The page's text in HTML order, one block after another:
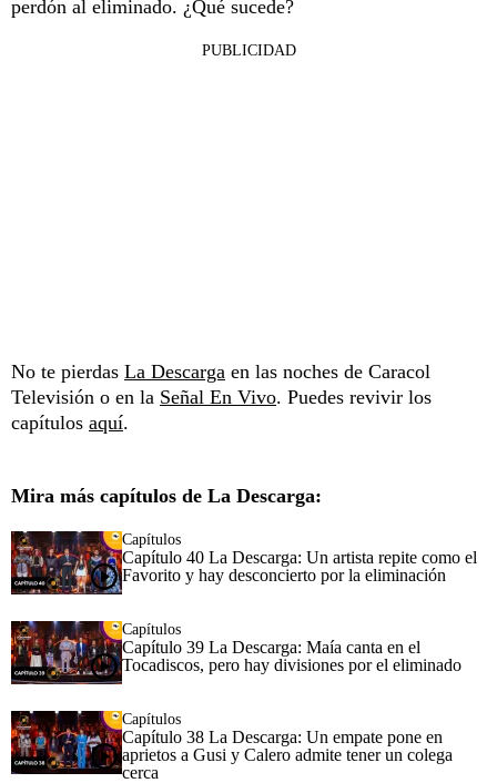
perdón al eliminado. ¿Qué sucede?
PUBLICIDAD
No te pierdas La Descarga en las noches de Caracol
Televisión o en la Señal En Vivo. Puedes revivir los
capítulos aquí.
Mira más capítulos de La Descarga:
Capítulos
Capítulo 40 La Descarga: Un artista repite como el
Favorito y hay desconcierto por la eliminación
Capítulos
Capítulo 39 La Descarga: Maía canta en el
Tocadiscos, pero hay divisiones por el eliminado
Capítulos
Capítulo 38 La Descarga: Un empate pone en
aprietos a Gusi y Calero admite tener un colega
cerca